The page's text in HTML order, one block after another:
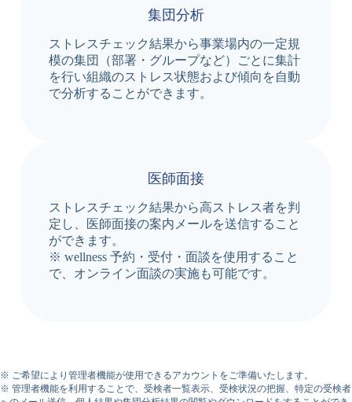
集団分析
ストレスチェック結果から事業場内の一定規
模の集団（部署・グループなど）ごとに集計
を行い組織のストレス状態および傾向を自動
で分析することができます。
医師面接
ストレスチェック結果から高ストレス者を判
定し、医師面接の案内メールを送信すること
ができます。
※ wellness 予約・受付・面談を使用すること
で、オンライン面談の実施も可能です。
※ ご希望により管理者機能が使用できるアカウントをご準備いたします。
※ 管理者機能を利用することで、受検者一覧表示、受検状況の把握、特定の受検者